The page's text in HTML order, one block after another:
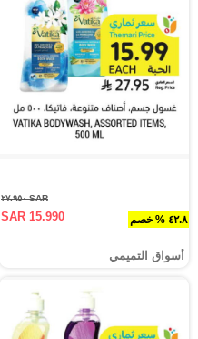
٤٢.٨ % خصم
SAR ٢٧.٩٥٠
SAR 15.990
أسواق التميمي